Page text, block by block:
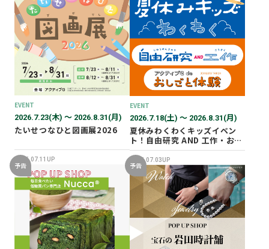
EVENT
2026.7.23(木) 〜 2026.8.31(月)
たいせつなひと図画展2026
2026.07.11UP
EVENT
2026.7.18(土) 〜 2026.8.31(月)
夏休みわくわくキッズイベン
ト！自由研究 AND 工作・おし
ごと体験！
2026.07.03UP
予告 予告